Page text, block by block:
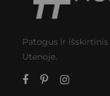
Patogus ir
Utenoje.